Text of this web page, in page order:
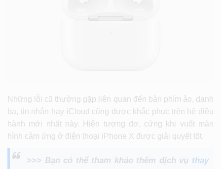
Những lỗi cũ thường gặp liên quan đến bàn phím ảo, danh
bạ, tin nhắn hay iCloud cũng được khắc phục trên hệ điều
hành mới nhất này. Hiện tượng đơ, cứng khi vuốt màn
hình cảm ứng ở điện thoại iPhone X được giải quyết tốt.
>>> Bạn có thể tham khảo thêm dịch vụ thay